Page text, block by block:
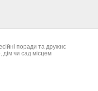
поради та дружнє
дім чи сад місцем